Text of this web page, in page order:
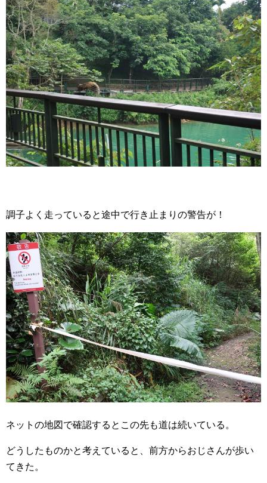
調子よく走っていると途中で行き止まりの警告が！
ネットの地図で確認するとこの先も道は続いている。
どうしたものかと考えていると、前方からおじさんが歩い
てきた。